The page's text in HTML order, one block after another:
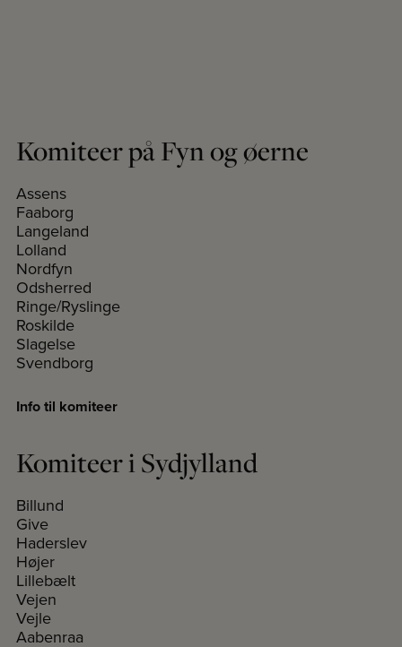
Komiteer på Fyn og øerne
Assens
Faaborg
Langeland
Lolland
Nordfyn
Odsherred
Ringe/Ryslinge
Roskilde
Slagelse
Svendborg
Info til komiteer
Komiteer i Sydjylland
Billund
Give
Haderslev
Højer
Lillebælt
Vejen
Vejle
Aabenraa